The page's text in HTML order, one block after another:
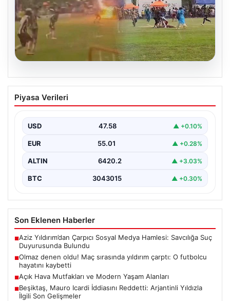
04.08.2026
Olmaz denen oldu! Maç sırasında
yıldırım çarptı: O futbolcu hayatını
Piyasa Verileri
USD 47.58 ▲ +0.10%
EUR 55.01 ▲ +0.28%
ALTIN 6420.2 ▲ +3.03%
BTC 3043015 ▲ +0.30%
Son Eklenen Haberler
■Aziz Yıldırım’dan Çarpıcı Sosyal Medya Hamlesi: Savcılığa Suç
Duyurusunda Bulundu
■Olmaz denen oldu! Maç sırasında yıldırım çarptı: O futbolcu
hayatını kaybetti
■Açık Hava Mutfakları ve Modern Yaşam Alanları
■Beşiktaş, Mauro Icardi İddiasını Reddetti: Arjantinli Yıldızla
İlgili Son Gelişmeler